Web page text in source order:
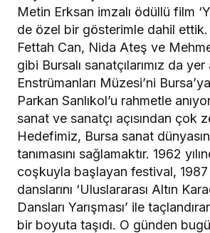
Metin Erksan imzalı ödüllü film
de özel bir gösterimle dahil
Fettah Can, Nida Ateş ve
gibi Bursalı sanatçılarımız da
Enstrümanları Müzesi’ni
Parkan Sanlıkol’u rahmetle
sanat ve sanatçı açısından çok
Hedefimiz, Bursa sanat
tanımasını sağlamaktır. 1962
coşkuyla başlayan festival, 1987
danslarını ‘Uluslararası Altın
Dansları Yarışması’ ile
bir boyuta taşıdı. O günden